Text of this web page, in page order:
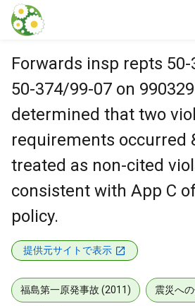
本文に飛ぶ
Forwards insp repts
50-374/99-07 on
determined that two
requirements occurred
treated as non-cited
consistent with App C
policy.
提供元サイトで表示
福島第一原発事故 (2011) 震災への